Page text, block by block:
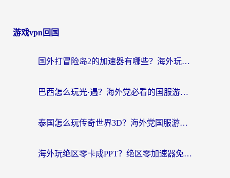
游戏vpn回国
国外打冒险岛2的加速器有哪些？海外玩家国服畅玩全攻略（附实测推荐）
巴西怎么玩光·遇？海外党必看的国服游戏加速器选择指南（附3款热门游戏实测）
泰国怎么玩传奇世界3D？海外党国服游戏加速终极指南（附非洲欧洲热门游戏解决方案）
海外玩绝区零卡成PPT？绝区零加速器免费的推荐+实用技巧，附墨西哥玩谁是卧底美国玩和平精英攻略